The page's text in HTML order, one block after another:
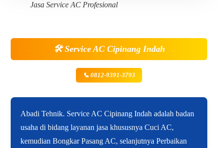
Jasa Service AC Profesional
🛠️Service AC Cipinang Indah
📞 0812-9391-3793
Abadi Tehnik. Service AC Cipinang Indah adalah badan
usaha di bidang layanan jasa khususnya Cuci AC,
kemudian Bongkar Pasang AC, selanjutnya Perbaikan